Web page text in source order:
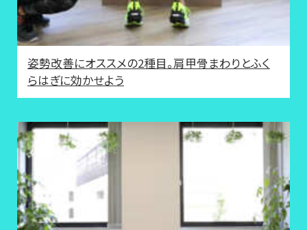
姿勢改善にオススメの2種目。肩甲骨まわりとふく
らはぎに効かせよう